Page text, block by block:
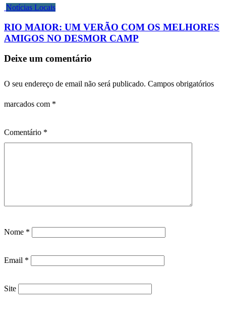
Notícias Locais
RIO MAIOR: UM VERÃO COM OS MELHORES
AMIGOS NO DESMOR CAMP
Deixe um comentário
O seu endereço de email não será publicado. Campos obrigatórios
marcados com *
Comentário *
Nome *
Email *
Site